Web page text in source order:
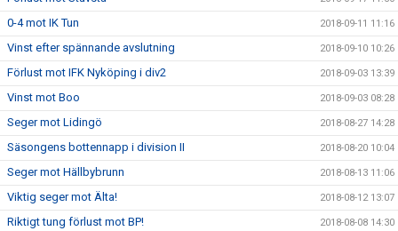
0-4 mot IK Tun 2018-09-11 11:16
Vinst efter spännande avslutning 2018-09-10 10:26
Förlust mot IFK Nyköping i div2 2018-09-03 13:39
Vinst mot Boo 2018-09-03 08:28
Seger mot Lidingö 2018-08-27 14:28
Säsongens bottennapp i division II 2018-08-20 10:04
Seger mot Hällbybrunn 2018-08-13 11:06
Viktig seger mot Älta! 2018-08-12 13:07
Riktigt tung förlust mot BP! 2018-08-08 14:30